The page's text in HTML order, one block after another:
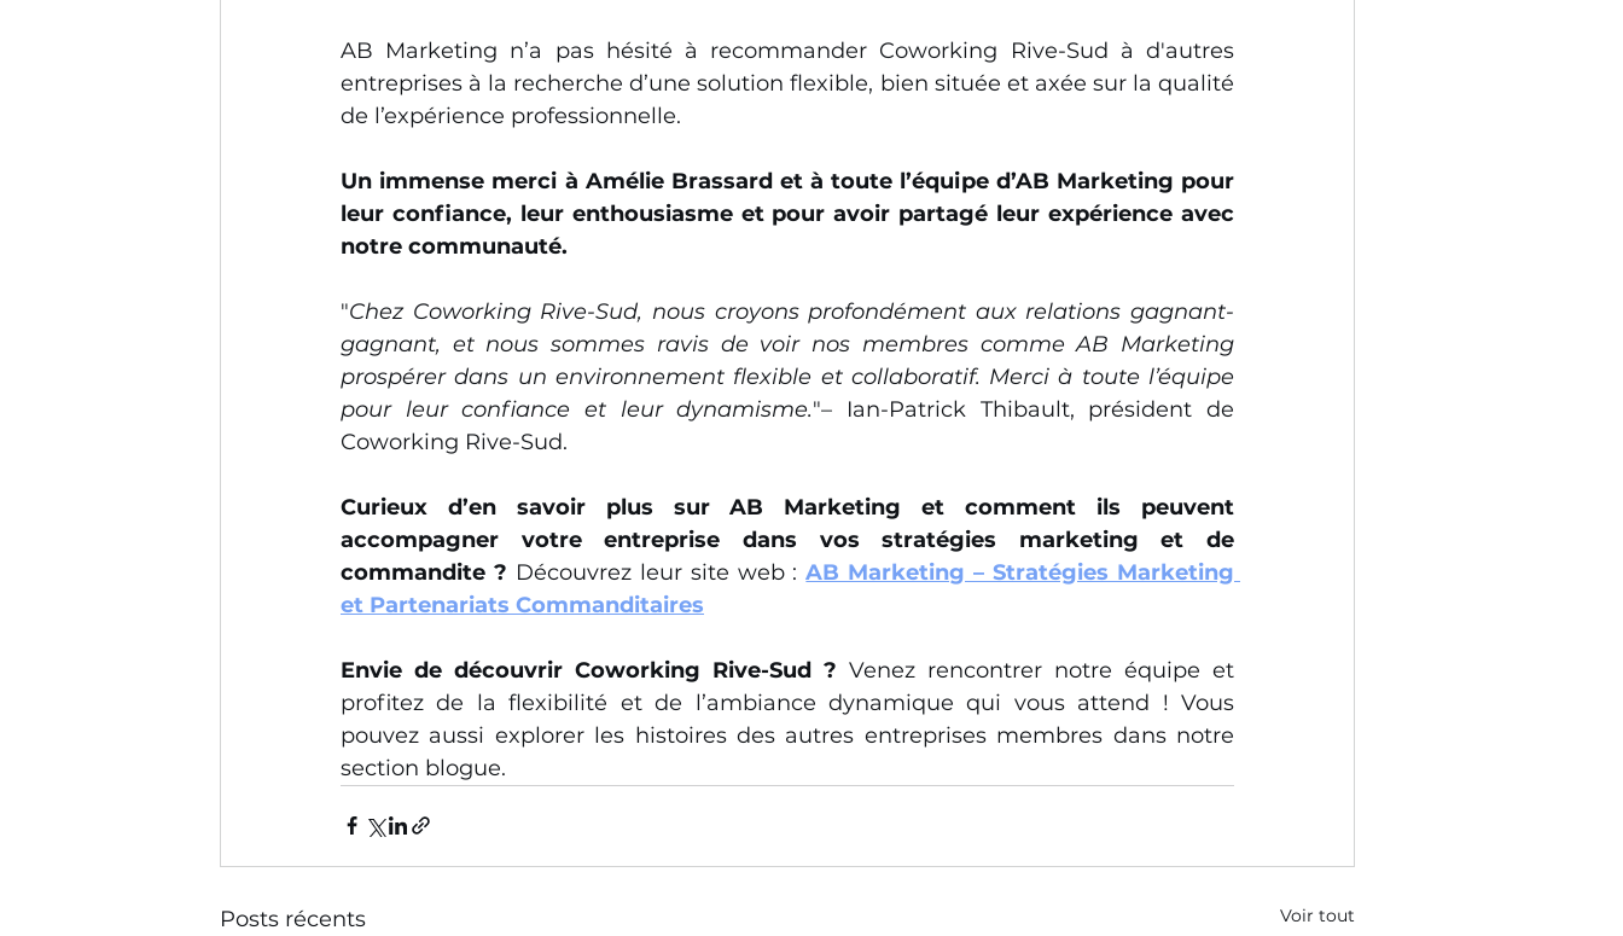
AB Marketing n’a pas hésité à recommander Coworking Rive-Sud à d'autres
entreprises à la recherche d’une solution flexible, bien située et axée sur la qualité
de l’expérience professionnelle.
Un immense merci à Amélie Brassard et à toute l’équipe d’AB Marketing pour
leur confiance, leur enthousiasme et pour avoir partagé leur expérience avec
notre communauté.
"Chez Coworking Rive-Sud, nous croyons profondément aux relations gagnant-
gagnant, et nous sommes ravis de voir nos membres comme AB Marketing
prospérer dans un environnement flexible et collaboratif. Merci à toute l’équipe
pour leur confiance et leur dynamisme."– Ian-Patrick Thibault, président de
Coworking Rive-Sud.
Curieux d’en savoir plus sur AB Marketing et comment ils peuvent
accompagner votre entreprise dans vos stratégies marketing et de
commandite ? Découvrez leur site web : AB Marketing – Stratégies Marketing
et Partenariats Commanditaires
Envie de découvrir Coworking Rive-Sud ? Venez rencontrer notre équipe et
profitez de la flexibilité et de l’ambiance dynamique qui vous attend ! Vous
pouvez aussi explorer les histoires des autres entreprises membres dans notre
section blogue.
Posts récents Voir tout